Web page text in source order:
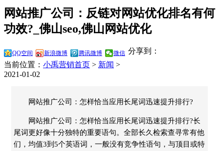
网站推广公司：反链对网站优化排名有何
功效?_佛山seo,佛山网站优化
分享到：
QQ空间 新浪微博 腾讯微博 微信
当前位置： 小禹营销首页 > 新闻 >
2021-01-02
网站推广公司：怎样恰当应用长尾词迅速提升排行?
网站推广公司：怎样恰当应用长尾词迅速提升排行?长
尾词更好像十分独特的重要语句。全部长久检索查寻常有他
们，均值3到5个英语词，一般没有竞争性语句，与顶目或特